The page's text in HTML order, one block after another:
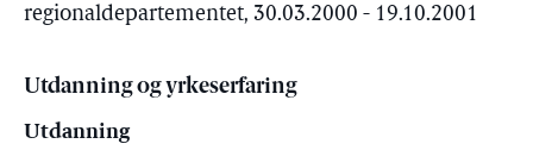
regionaldepartementet, 30.03.2000 - 19.10.2001
Utdanning og yrkeserfaring
Utdanning